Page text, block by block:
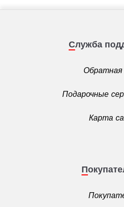
Служба
Обратная
Подарочные
Карта